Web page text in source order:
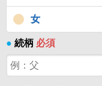
女
● 続柄 必須